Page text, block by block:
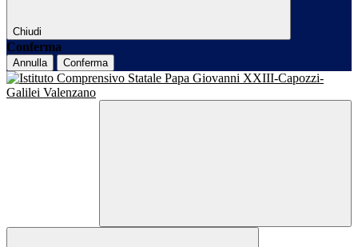
Chiudi
Conferma
Annulla Conferma